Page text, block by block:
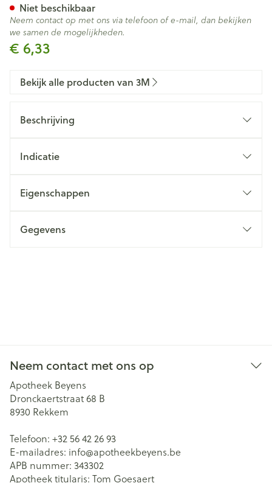
€ 6,33
Niet beschikbaar
Neem contact op met ons via telefoon of e-mail, dan bekijken
we samen de mogelijkheden.
Bekijk alle producten van 3M
Beschrijving
Indicatie
Eigenschappen
Gegevens
Neem contact met ons op
Apotheek Beyens
Dronckaertstraat 68 B
8930 Rekkem
Telefoon: +32 56 42 26 93
E-mailadres: info@apotheekbeyens.be
APB nummer: 343302
Apotheek titularis: Tom Goesaert